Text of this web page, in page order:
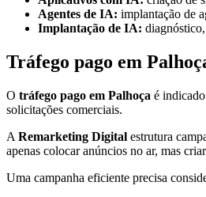
Agentes de IA: implantação de
Implantação de IA:
Tráfego pago em
O tráfego pago em Palhoça é
solicitações comerciais.
A Remarketing Digital estrutura
apenas colocar anúncios no ar, mas
Uma campanha eficiente precisa